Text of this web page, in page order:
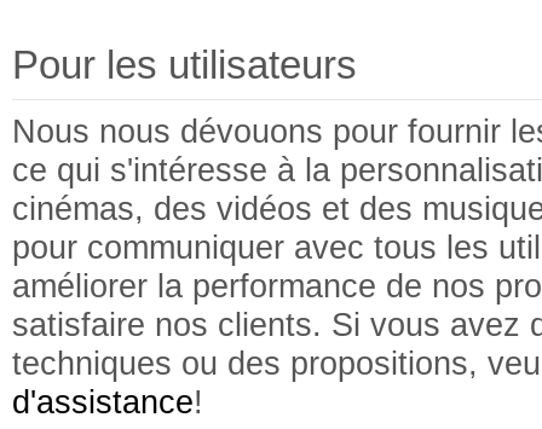
Pour les utilisateurs
Nous nous dévouons pour fournir
ce qui s'intéresse à la
cinémas, des vidéos et des
pour communiquer avec tous les
améliorer la performance de nos
satisfaire nos clients. Si vous avez
techniques ou des propositions,
d'assistance!